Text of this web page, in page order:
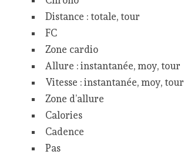
Distance : totale, tour
FC
Zone cardio
Allure : instantanée, moy, tour
Vitesse : instantanée, moy, tour
Zone d’allure
Calories
Cadence
Pas